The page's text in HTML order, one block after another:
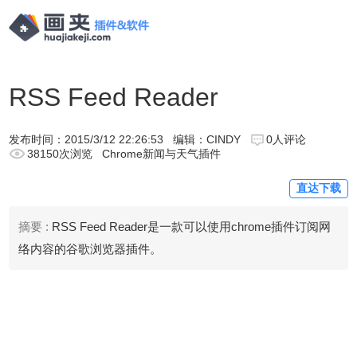
RSS Feed Reader
发布时间： 2015/3/12 22:26:53 编辑：CINDY
0人评论
38150次浏览
Chrome新闻与天气插件
直达下载
摘要 : RSS Feed Reader是一款可以使用chrome插件订阅网
络内容的谷歌浏览器插件。